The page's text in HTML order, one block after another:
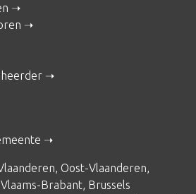
, Oost-Vlaanderen,
Vlaams-Brabant, Brussels